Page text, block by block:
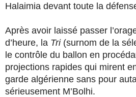
Halaimia devant toute la
Après avoir laissé passer
d’heure, la Tri (surnom de la
le contrôle du ballon en
projections rapides qui mirent
garde algérienne sans pour
sérieusement M’Bolhi.